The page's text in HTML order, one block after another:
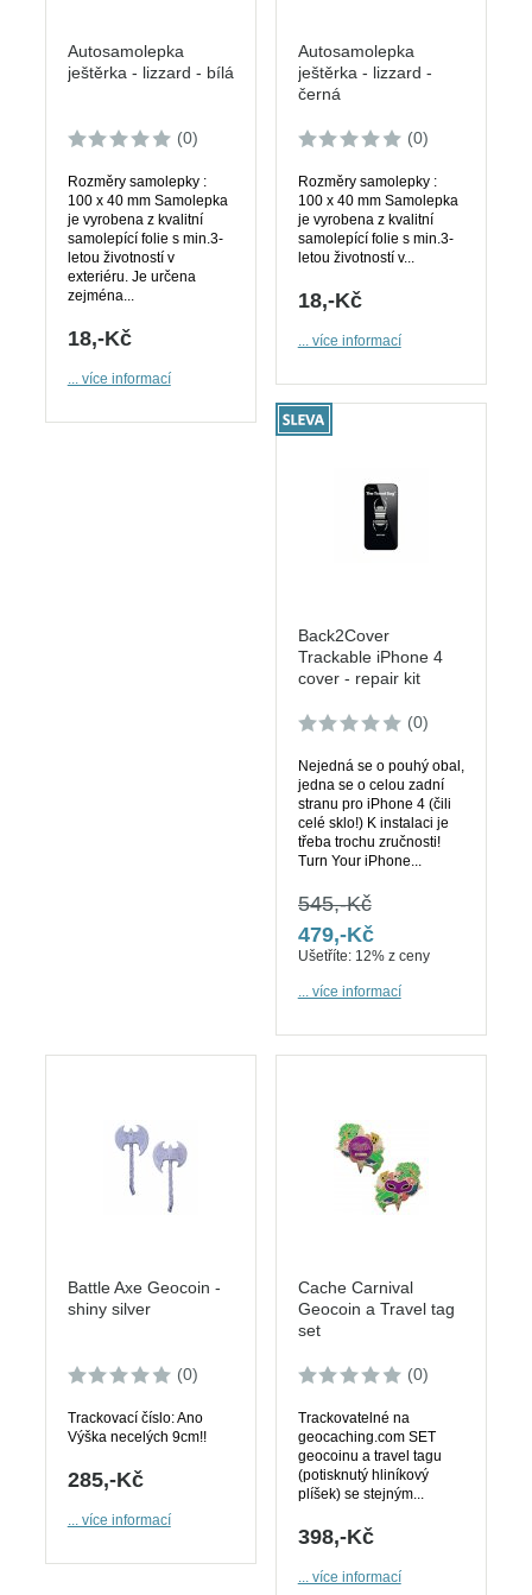
Autosamolepka
ještěrka - lizzard - bílá
(0)
Rozměry samolepky :
100 x 40 mm Samolepka
je vyrobena z kvalitní
samolepící folie s min.3-
letou životností v
exteriéru. Je určena
zejména...
18,-Kč
... více informací
Autosamolepka
ještěrka - lizzard -
černá
(0)
Rozměry samolepky :
100 x 40 mm Samolepka
je vyrobena z kvalitní
samolepící folie s min.3-
letou životností v...
18,-Kč
... více informací
Back2Cover
Trackable iPhone 4
cover - repair kit
(0)
Nejedná se o pouhý obal,
jedna se o celou zadní
stranu pro iPhone 4 (čili
celé sklo!) K instalaci je
třeba trochu zručnosti!
Turn Your iPhone...
545,-Kč
479,-Kč
Ušetříte: 12% z ceny
... více informací
Battle Axe Geocoin -
shiny silver
(0)
Trackovací číslo: Ano
Výška necelých 9cm!!
285,-Kč
... více informací
Cache Carnival
Geocoin a Travel tag
set
(0)
Trackovatelné na
geocaching.com SET
geocoinu a travel tagu
(potisknutý hliníkový
plíšek) se stejným...
398,-Kč
... více informací